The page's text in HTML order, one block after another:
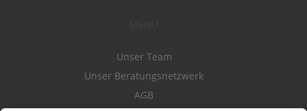
Unser Team
Unser Beratungsnetzwerk
AGB